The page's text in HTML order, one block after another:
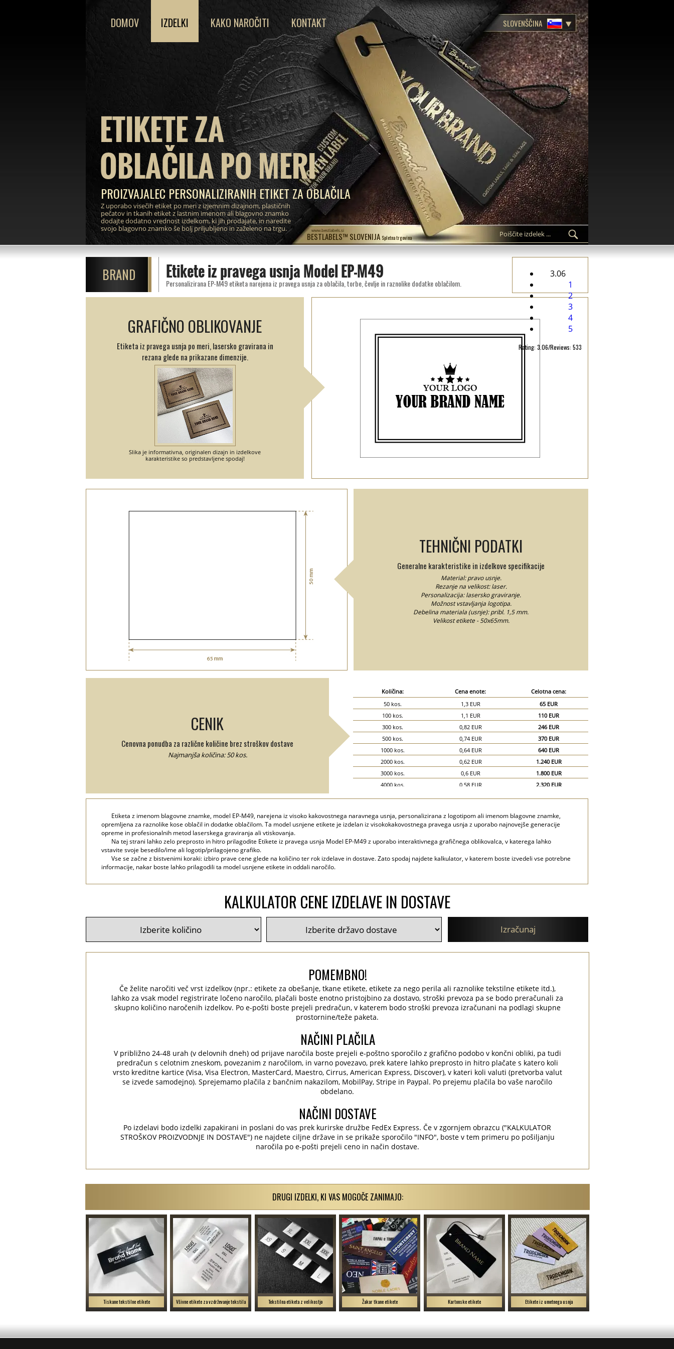
BESTLABELS™ SLOVENIJA Spletna trgovina
www.bestlabels.si
ETIKETE ZA
OBLAČILA PO MERI
PROIZVAJALEC PERSONALIZIRANIH ETIKET ZA OBLAČILA
Z uporabo visečih etiket po meri z izjemnim dizajnom, plastičnih
pečatov in tkanih etiket z lastnim imenom ali blagovno znamko
dodajte dodatno vrednost izdelkom, ki jih prodajate, in naredite
svojo blagovno znamko še bolj priljubljeno in zaželeno na trgu.
DOMOV IZDELKI KAKO NAROČITI KONTAKT SLOVENŠČINA
BRAND Etikete iz pravega usnja Model EP-M49
Personalizirana EP-M49 etiketa narejena iz pravega usnja za oblačila, torbe, čevlje in raznolike dodatke oblačilom.
3.06
1
2
3
4
5
Rating: 3.06/Reviews: 533
GRAFIČNO OBLIKOVANJE
Etiketa iz pravega usnja po meri, lasersko gravirana in
rezana glede na prikazane dimenzije.
Slika je informativna, originalen dizajn in izdelkove
karakteristike so predstavljene spodaj!
TEHNIČNI PODATKI
Generalne karakteristike in izdelkove specifikacije
Material: pravo usnje.
Rezanje na velikost: laser.
Personalizacija: lasersko graviranje.
Možnost vstavljanja logotipa.
Debelina materiala (usnje): pribl. 1,5 mm.
Velikost etikete - 50x65mm.
CENIK
Cenovna ponudba za različne količine brez stroškov dostave
Najmanjša količina: 50 kos.
Količina: Cena enote:
Celotna cena:
50 kos.
1,3 EUR
65 EUR
100 kos.
1,1 EUR
110 EUR
300 kos.
0,82 EUR
246 EUR
500 kos.
0,74 EUR
370 EUR
1000 kos.
0,64 EUR
640 EUR
2000 kos.
0,62 EUR
1.240 EUR
3000 kos.
0,6 EUR
1.800 EUR
4000 kos.
0,58 EUR
2.320 EUR
Etiketa z imenom blagovne znamke, model EP-M49, narejena iz visoko kakovostnega naravnega usnja, personalizirana z logotipom ali imenom blagovne znamke,
opremljena za raznolike kose oblačil in dodatke oblačilom. Ta model usnjene etikete je izdelan iz visokokakovostnega pravega usnja z uporabo najnovejše generacije
opreme in profesionalnih metod laserskega graviranja ali vtiskovanja.
Na tej strani lahko zelo preprosto in hitro prilagodite Etikete iz pravega usnja Model EP-M49 z uporabo interaktivnega grafičnega oblikovalca, v katerega lahko
vstavite svoje besedilo/ime ali logotip/prilagojeno grafiko.
Vse se začne z bistvenimi koraki: izbiro prave cene glede na količino ter rok izdelave in dostave. Zato spodaj najdete kalkulator, v katerem boste izvedeli vse potrebne
informacije, nakar boste lahko prilagodili ta model usnjene etikete in oddali naročilo.
KALKULATOR CENE IZDELAVE IN DOSTAVE
Izračunaj
POMEMBNO!
Če želite naročiti več vrst izdelkov (npr.: etikete za obešanje, tkane etikete, etikete za nego perila ali raznolike tekstilne etikete itd.),
lahko za vsak model registrirate ločeno naročilo, plačali boste enotno pristojbino za dostavo, stroški prevoza pa se bodo preračunali za
skupno količino naročenih izdelkov. Po e-pošti boste prejeli predračun, v katerem bodo stroški prevoza izračunani na podlagi skupne
prostornine/teže paketa.
NAČINI PLAČILA
V približno 24-48 urah (v delovnih dneh) od prijave naročila boste prejeli e-poštno sporočilo z grafično podobo v končni obliki, pa tudi
predračun s celotnim zneskom, povezanim z naročilom, in varno povezavo, prek katere lahko preprosto in hitro plačate s katero koli
vrsto kreditne kartice (Visa, Visa Electron, MasterCard, Maestro, Cirrus, American Express, Discover), v kateri koli valuti (pretvorba valut
se izvede samodejno). Sprejemamo plačila z bančnim nakazilom, MobilPay, Stripe in Paypal. Po prejemu plačila bo vaše naročilo
obdelano.
NAČINI DOSTAVE
Po izdelavi bodo izdelki zapakirani in poslani do vas prek kurirske družbe FedEx Express. Če v zgornjem obrazcu ("KALKULATOR
STROŠKOV PROIZVODNJE IN DOSTAVE") ne najdete ciljne države in se prikaže sporočilo "INFO", boste v tem primeru po pošiljanju
naročila po e-pošti prejeli ceno in način dostave.
DRUGI IZDELKI, KI VAS MOGOČE ZANIMAJO:
Tiskane tekstilne etikete Všivne etikete za vzdrževanje tekstila Tekstilna etiketa z velikostjo Žakar tkane etikete Kartonske etikete Etikete iz umetnega usnja